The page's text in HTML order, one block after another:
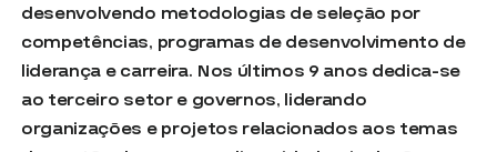
desenvolvendo metodologias de seleção por
competências, programas de desenvolvimento de
liderança e carreira. Nos últimos 9 anos dedica-se
ao terceiro setor e governos, liderando
organizações e projetos relacionados aos temas